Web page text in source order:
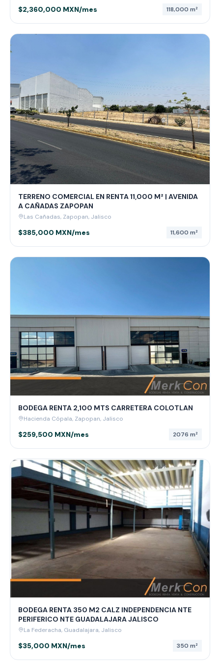
$2,360,000 MXN/mes 118,000 m²
TERRENO COMERCIAL EN RENTA 11,000 M² | AVENIDA
A CAÑADAS ZAPOPAN
Las Cañadas, Zapopan, Jalisco
$385,000 MXN/mes 11,600 m²
BODEGA RENTA 2,100 MTS CARRETERA COLOTLAN
Hacienda Cópala, Zapopan, Jalisco
$259,500 MXN/mes 2076 m²
BODEGA RENTA 350 M2 CALZ INDEPENDENCIA NTE
PERIFERICO NTE GUADALAJARA JALISCO
La Federacha, Guadalajara, Jalisco
$35,000 MXN/mes 350 m²